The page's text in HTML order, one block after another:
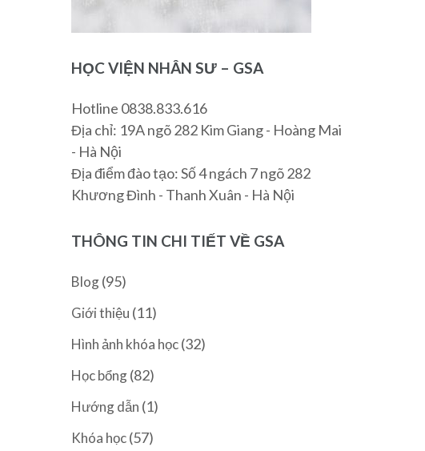
HỌC VIỆN NHÂN SƯ – GSA
Hotline 0838.833.616
Địa chỉ: 19A ngõ 282 Kim Giang - Hoàng Mai
- Hà Nội
Địa điểm đào tạo: Số 4 ngách 7 ngõ 282
Khương Đình - Thanh Xuân - Hà Nội
THÔNG TIN CHI TIẾT VỀ GSA
Blog(95)
Giới thiệu (11)
Hình ảnh khóa học(32)
Học bổng(82)
Hướng dẫn (1)
Khóa học(57)